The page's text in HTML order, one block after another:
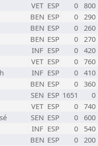
VET ESP 0 800
BEN ESP 0 290
BEN ESP 0 260
BEN ESP 0 270
INF ESP 0 420
VET ESP 0 760
INF ESP 0 410
BEN ESP 0 360
SEN ESP 1651 0
VET ESP 0 740
SEN ESP 0 600
INF ESP 0 540
BEN ESP 0 200